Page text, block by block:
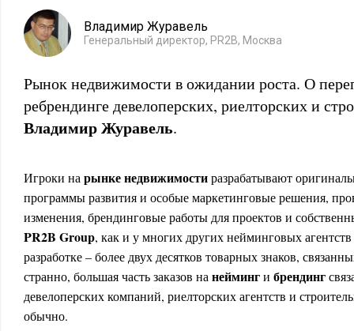
Владимир Журавель
Генеральный директор, PR2B, Москва
Рынок недвижимости в ожидании роста. О
ребрендинге девелоперских, риелторских и
Владимир Журавель.
Игроки на рынке недвижимостиразрабатывают
программы развития и особые маркетинговые решения,
изменения, брендинговые работы для проектов и
PR2B Group, как и у многих других нейминговых
разработке – более двух десятков товарных знаков,
странно, большая часть заказов на нейминги брендинг
девелоперских компаний, риелторских агентств и
обычно.